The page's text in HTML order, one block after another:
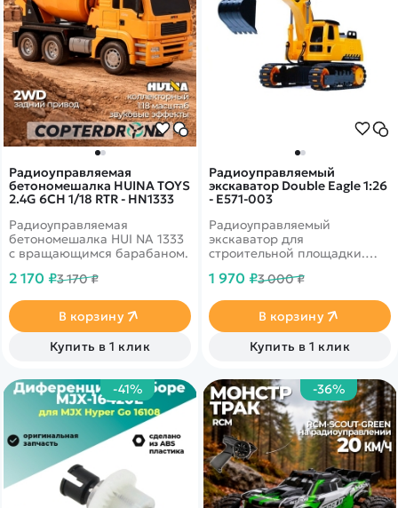
Радиоуправляемая
бетономешалка HUINA TOYS
2.4G 6CH 1/18 RTR - HN1333
Радиоуправляемая
бетономешалка HUI NA 1333
с вращающимся барабаном.
2 170 ₽3 170 ₽
В корзину
Купить в 1 клик
Радиоуправляемый
экскаватор Double Eagle 1:26
- E571-003
Радиоуправляемый
экскаватор для
строительной площадки.
вправо/влево. Основа
Корпус ударопрочный. Ковш
двигается вперёд и назад,
перемещается вверх/вниз,
может зачерпывать.
1 970 ₽3 000 ₽
В корзину
Купить в 1 клик
-41% -36%